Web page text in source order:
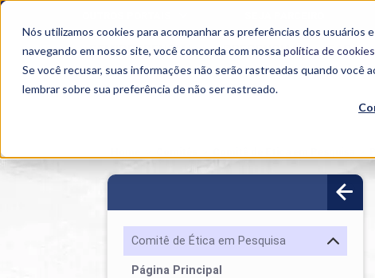
Nós utilizamos cookies para acompanhar as preferências dos
navegando em nosso site, você concorda com nossa política de cookies
Se você recusar, suas informações não serão rastreadas quando você
lembrar sobre sua preferência de não ser rastreado.
SEMIPRESENCIAL PRESENCIAL EAD
Comitê de Ética em Pesquisa
Página Principal